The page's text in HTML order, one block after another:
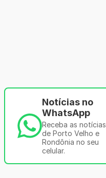
Notícias no
WhatsApp
Receba as notícias
de Porto Velho e
Rondônia no seu
celular.